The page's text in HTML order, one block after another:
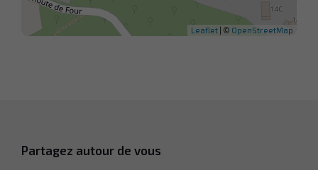
Leaflet | © OpenStreetMap
Partagez autour de vous